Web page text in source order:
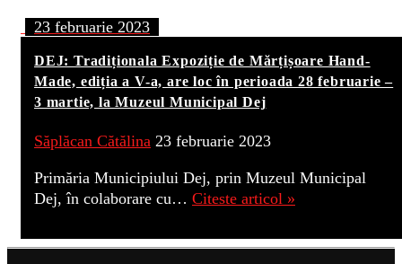
23 februarie 2023
DEJ: Tradiționala Expoziție de Mărțișoare Hand-
Made, ediția a V-a, are loc în perioada 28 februarie –
3 martie, la Muzeul Municipal Dej
Săplăcan Cătălina 23 februarie 2023
Primăria Municipiului Dej, prin Muzeul Municipal
Dej, în colaborare cu… Citeste articol »